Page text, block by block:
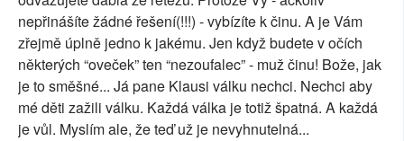
nepřinášíte žádné řešení(!!!) - vybízíte k činu. A je Vám
zřejmě úplně jedno k jakému. Jen když budete v očích
některých “oveček” ten “nezoufalec” - muž činu! Bože, jak
je to směšné... Já pane Klausi válku nechci. Nechci aby
mé děti zažili válku. Každá válka je totiž špatná. A každá
je vůl. Myslím ale, že teď už je nevyhnutelná...